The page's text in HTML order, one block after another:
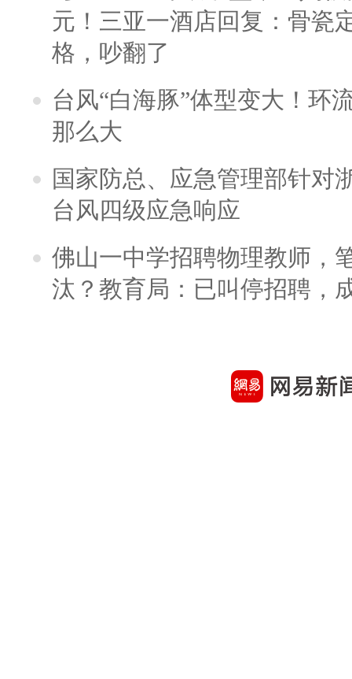
元！三亚一酒店回复：骨瓷
格，吵翻了
台风“白海豚”体型变大！环
那么大
国家防总、应急管理部针对
台风四级应急响应
佛山一中学招聘物理教师，
汰？教育局：已叫停招聘，